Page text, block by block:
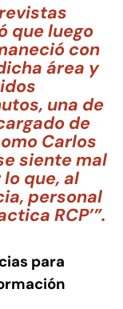
que luego
con
área y
una de
de
Carlos
siente mal
que, al
personal
RCP’”.
para